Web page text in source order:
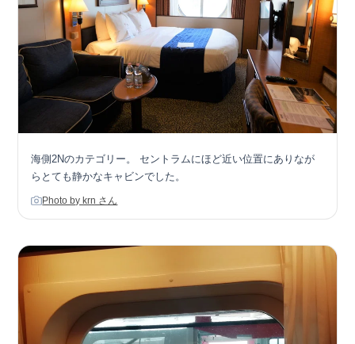
海側2Nのカテゴリー。 セントラムにほど近い位置にありなが
らとても静かなキャビンでした。
Photo by krn さん